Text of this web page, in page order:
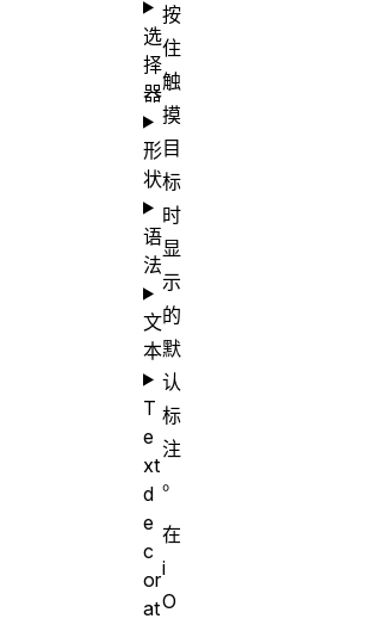
按
住
触
摸
目
标
时
显
示
的
默
认
标
注
。
在
i
O
选
择
器
形
状
语
法
文
本
T
e
xt
d
e
c
or
at